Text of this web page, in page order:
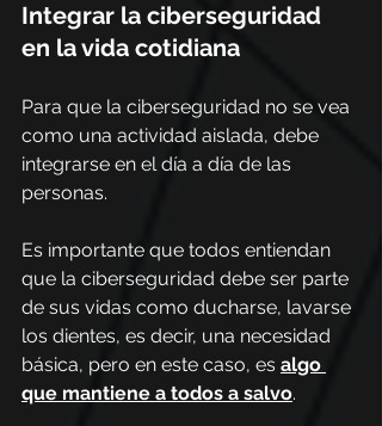
Integrar la ciberseguridad
en la vida cotidiana
Para que la ciberseguridad no se vea
como una actividad aislada, debe
integrarse en el día a día de las
personas.
Es importante que todos entiendan
que la ciberseguridad debe ser parte
de sus vidas como ducharse, lavarse
los dientes, es decir, una necesidad
básica, pero en este caso, es algo
que mantiene a todos a salvo.